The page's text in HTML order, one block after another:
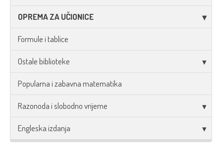
OPREMA ZA UČIONICE
Formule i tablice
Ostale biblioteke
Popularna i zabavna matematika
Razonoda i slobodno vrijeme
Engleska izdanja